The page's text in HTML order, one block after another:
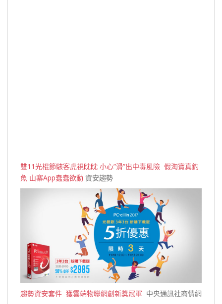
雙11光棍節駭客虎視眈眈 小心”滑”出中毒風險 假淘寶真釣
魚 山寨App蠢蠢欲動 資安趨勢
趨勢資安套件 獲雲端物聯網創新獎冠軍 中央通訊社商情網